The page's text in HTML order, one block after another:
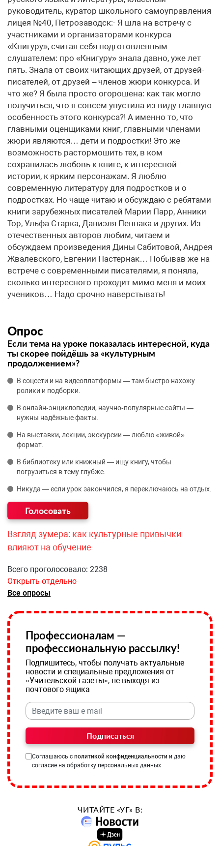
Опрос
Если тема на уроке показалась интересной, куда
ты скорее пойдёшь за «культурным
продолжением»?
В соцсети и на видеоплатформы — там быстро нахожу
ролики и подборки.
В онлайн‑энциклопедии, научно‑популярные сайты —
нужны надёжные факты.
На выставки, лекции, экскурсии — люблю «живой»
формат.
В библиотеку или книжный — ищу книгу, чтобы
погрузиться в тему глубже.
Никуда — если урок закончился, я переключаюсь на отдых.
Взгляд зумера: как культурные привычки
влияют на обучение
Всего проголосовало: 2238
Открыть отдельно
Все опросы
Профессионалам —
профессиональную рассылку!
Подпишитесь, чтобы получать актуальные
новости и специальные предложения от
«Учительской газеты», не выходя из
почтового ящика
Подписаться
Соглашаюсь с политикой конфиденциальности и даю
согласие на обработку персональных данных
ЧИТАЙТЕ «УГ» В: